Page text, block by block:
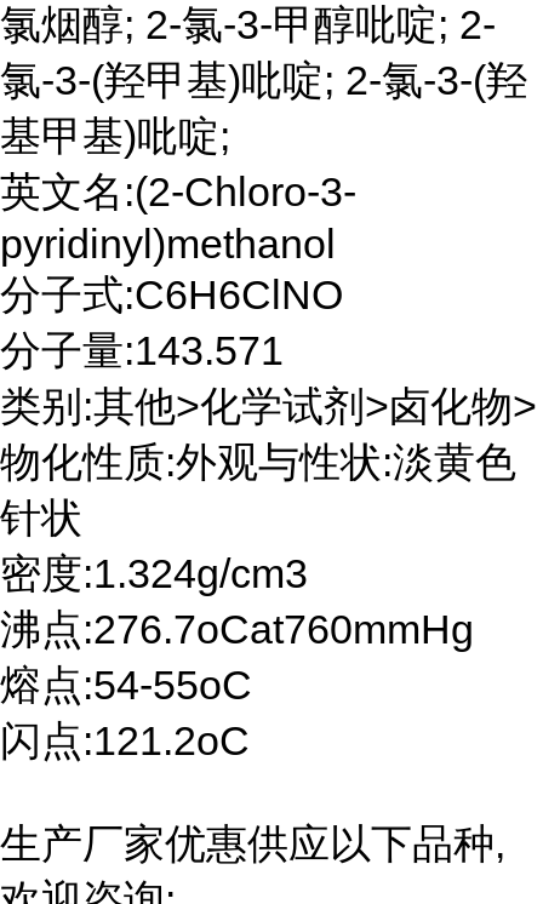
氯烟醇; 2-氯-3-甲醇吡啶; 2-
氯-3-(羟甲基)吡啶; 2-氯-3-(羟
基甲基)吡啶;
英文名:(2-Chloro-3-
pyridinyl)methanol
分子式:C6H6ClNO
分子量:143.571
类别:其他>化学试剂>卤化物>
物化性质:外观与性状:淡黄色
针状
密度:1.324g/cm3
沸点:276.7oCat760mmHg
熔点:54-55oC
闪点:121.2oC
生产厂家优惠供应以下品种,